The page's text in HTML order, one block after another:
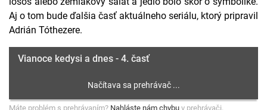
Aj o tom bude ďalšia časť aktuálneho seriálu, ktorý pripravil
Adrián Tóthezere.
Vianoce kedysi a dnes - 4. časť
Máte problém s prehrávaním? Nahláste nám chybu v prehrávači.